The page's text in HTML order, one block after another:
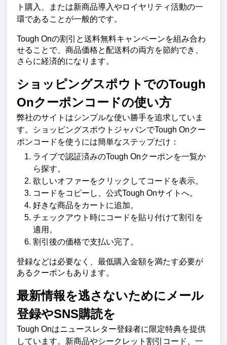
ト購入、または新商品導入やロイヤリティ活動の一
環であることが一般的です。
Tough Onの割引と送料無料キャンペーンを組み合わ
せることで、商品価格と配送料の両方を節約でき、
さらに経済的になります。
ショッピングスポウトでのTough
Onクーポンコードの使い方
弊社のサイトはシンプルな使い勝手を追求していま
す。ショッピングスポウトジャパンでTough Onクー
ポンコードを使うには簡単なステップだけ：
ライブで認証済みのTough Onクーポンを一覧か
ら探す。
欲しいオファーをクリックしてコードを表示。
コードをコピーし、公式Tough Onサイトへ。
好きな商品をカートに追加。
チェックアウト時にコードを貼り付けて割引を
適用。
割引後の価格で支払い完了。
登録などは必要なく、最低購入金額を満たす必要が
あるクーポンもあります。
最新情報を逃さないためにメール
登録やSNS購読を
Tough Onはニュースレター登録者に限定特典を提供
しています。新商品やシークレット割引コード、一